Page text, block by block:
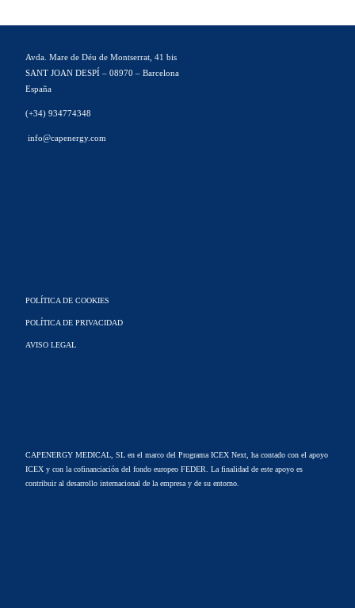
Avda. Mare de Déu de Montserrat, 41 bis
SANT JOAN DESPÍ – 08970 – Barcelona
España
(+34) 934774348
info@capenergy.com
POLÍTICA DE COOKIES
POLÍTICA DE PRIVACIDAD
AVISO LEGAL
CAPENERGY MEDICAL, SL en el marco del Programa ICEX Next, ha contado con el apoyo
ICEX y con la cofinanciación del fondo europeo FEDER. La finalidad de este apoyo es
contribuir al desarrollo internacional de la empresa y de su entorno.